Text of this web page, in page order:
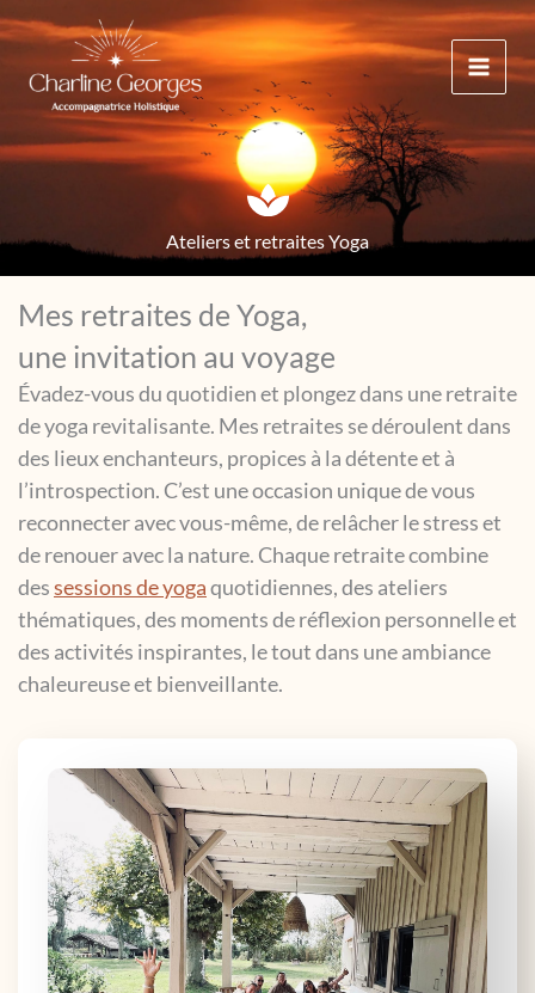
Aller
au
contenu
Ateliers et retraites Yoga
Mes retraites de Yoga,
une invitation au voyage
Évadez-vous du quotidien et plongez dans une retraite
de yoga revitalisante. Mes retraites se déroulent dans
des lieux enchanteurs, propices à la détente et à
l’introspection. C’est une occasion unique de vous
reconnecter avec vous-même, de relâcher le stress et
de renouer avec la nature. Chaque retraite combine
dessessions de yogaquotidiennes, des ateliers
thématiques, des moments de réflexion personnelle et
des activités inspirantes, le tout dans une ambiance
chaleureuse et bienveillante.